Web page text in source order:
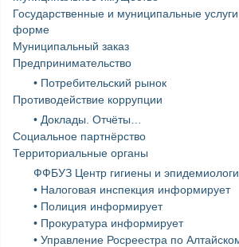
Государственные и муниципальные
форме
Муниципальный заказ
Предпринимательство
• Потребительский рынок
Противодействие коррупции
• Доклады. Отчёты…
Социальное партнёрство
Территориальные органы
ФФБУЗ Центр гигиены и
• Налоговая инспекция информирует
• Полиция информирует
• Прокуратура информирует
• Управление Росреестра по